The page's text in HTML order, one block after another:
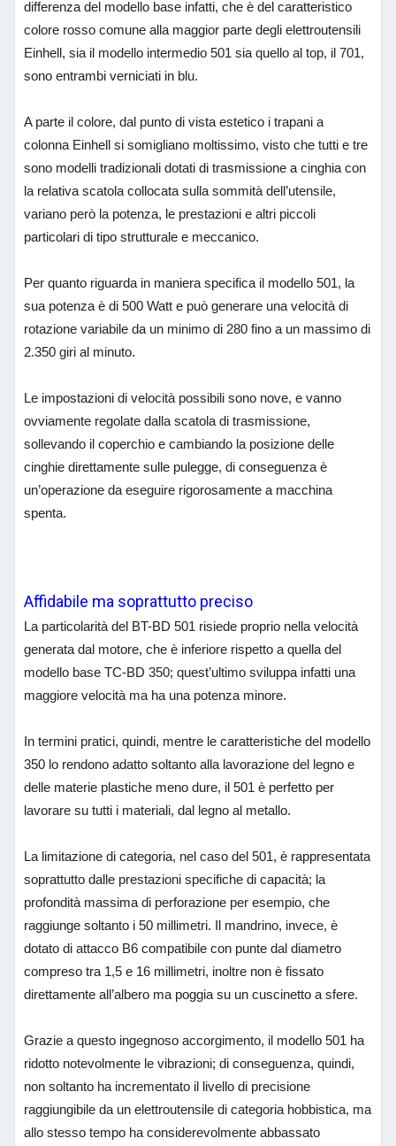
differenza del modello base infatti, che è del caratteristico
colore rosso comune alla maggior parte degli elettroutensili
Einhell, sia il modello intermedio 501 sia quello al top, il 701,
sono entrambi verniciati in blu.
A parte il colore, dal punto di vista estetico i trapani a
colonna Einhell si somigliano moltissimo, visto che tutti e tre
sono modelli tradizionali dotati di trasmissione a cinghia con
la relativa scatola collocata sulla sommità dell’utensile,
variano però la potenza, le prestazioni e altri piccoli
particolari di tipo strutturale e meccanico.
Per quanto riguarda in maniera specifica il modello 501, la
sua potenza è di 500 Watt e può generare una velocità di
rotazione variabile da un minimo di 280 fino a un massimo di
2.350 giri al minuto.
Le impostazioni di velocità possibili sono nove, e vanno
ovviamente regolate dalla scatola di trasmissione,
sollevando il coperchio e cambiando la posizione delle
cinghie direttamente sulle pulegge, di conseguenza è
un’operazione da eseguire rigorosamente a macchina
spenta.
Affidabile ma soprattutto preciso
La particolarità del BT-BD 501 risiede proprio nella velocità
generata dal motore, che è inferiore rispetto a quella del
modello base TC-BD 350; quest’ultimo sviluppa infatti una
maggiore velocità ma ha una potenza minore.
In termini pratici, quindi, mentre le caratteristiche del modello
350 lo rendono adatto soltanto alla lavorazione del legno e
delle materie plastiche meno dure, il 501 è perfetto per
lavorare su tutti i materiali, dal legno al metallo.
La limitazione di categoria, nel caso del 501, è rappresentata
soprattutto dalle prestazioni specifiche di capacità; la
profondità massima di perforazione per esempio, che
raggiunge soltanto i 50 millimetri. Il mandrino, invece, è
dotato di attacco B6 compatibile con punte dal diametro
compreso tra 1,5 e 16 millimetri, inoltre non è fissato
direttamente all’albero ma poggia su un cuscinetto a sfere.
Grazie a questo ingegnoso accorgimento, il modello 501 ha
ridotto notevolmente le vibrazioni; di conseguenza, quindi,
non soltanto ha incrementato il livello di precisione
raggiungibile da un elettroutensile di categoria hobbistica, ma
allo stesso tempo ha considerevolmente abbassato